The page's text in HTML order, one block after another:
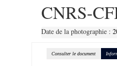
CNRS-
Date de la photographie :
Consulter le document